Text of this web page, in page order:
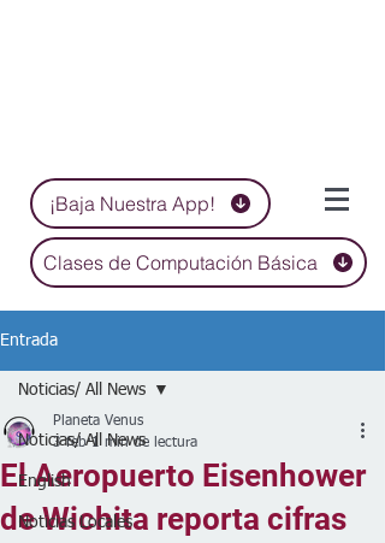
¡Baja Nuestra App!
Clases de Computación Básica
Entrada
Noticias/ All News
English
Noticias Locales
Noticias/ All News
El Aeropuerto Eisenhower
de Wichita reporta cifras
Planeta Venus
3 feb 1 min de lectura